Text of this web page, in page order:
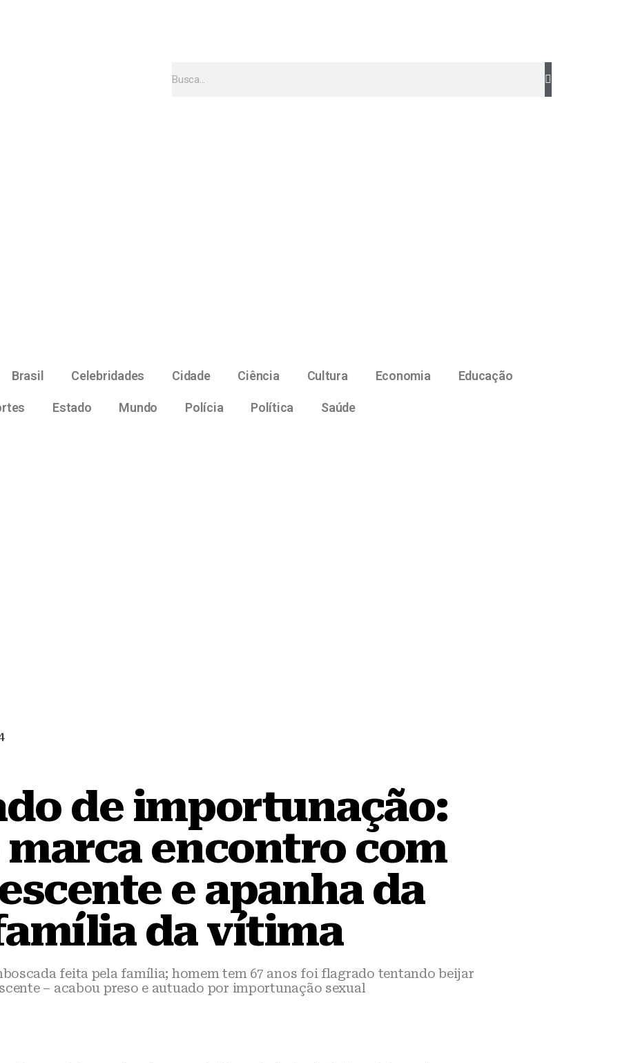
Brasil Celebridades Cidade Ciência Cultura Economia Educação
Estado Mundo Polícia Política Saúde
de importunação:
encontro com
e apanha da
da vítima
feita pela família; homem tem 67 anos foi flagrado tentando beijar
– acabou preso e autuado por importunação sexual